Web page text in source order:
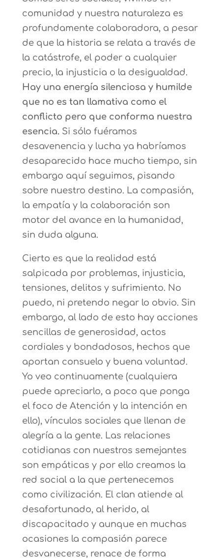
comunidad y nuestra naturaleza es
profundamente colaboradora, a pesar
de que la historia se relata a través de
la catástrofe, el poder a cualquier
precio, la injusticia o la desigualdad.
Hay una energía silenciosa y humilde
que no es tan llamativa como el
conflicto pero que conforma nuestra
esencia.Si sólo fuéramos
desavenencia y lucha ya habríamos
desaparecido hace mucho tiempo, sin
embargo aquí seguimos, pisando
sobre nuestro destino. La compasión,
la empatía y la colaboración son
motor del avance en la humanidad,
sin duda alguna.
Cierto es que la realidad está
salpicada por problemas, injusticia,
tensiones, delitos y sufrimiento. No
puedo, ni pretendo negar lo obvio. Sin
embargo, al lado de esto hay acciones
sencillas de generosidad, actos
cordiales y bondadosos, hechos que
aportan consuelo y buena voluntad.
Yo veo continuamente (cualquiera
puede apreciarlo, a poco que ponga
el foco de Atención y la intención en
ello), vínculos sociales que llenan de
alegría a la gente. Las relaciones
cotidianas con nuestros semejantes
son empáticas y por ello creamos la
red social a la que pertenecemos
como civilización. El clan atiende al
desafortunado, al herido, al
discapacitado y aunque en muchas
ocasiones la compasión parece
desvanecerse, renace de forma